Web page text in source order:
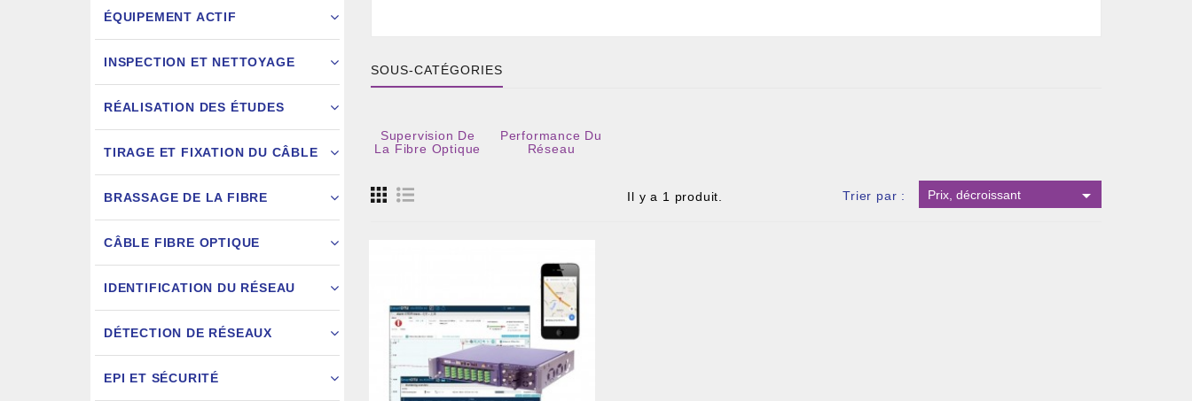
ÉQUIPEMENT ACTIF
INSPECTION ET NETTOYAGE
RÉALISATION DES ÉTUDES
TIRAGE ET FIXATION DU CÂBLE
BRASSAGE DE LA FIBRE
CÂBLE FIBRE OPTIQUE
IDENTIFICATION DU RÉSEAU
DÉTECTION DE RÉSEAUX
EPI ET SÉCURITÉ
SOUS-CATÉGORIES
Supervision De
La Fibre Optique
Performance Du
Réseau
Il y a 1 produit. Trier par : Prix, décroissant 